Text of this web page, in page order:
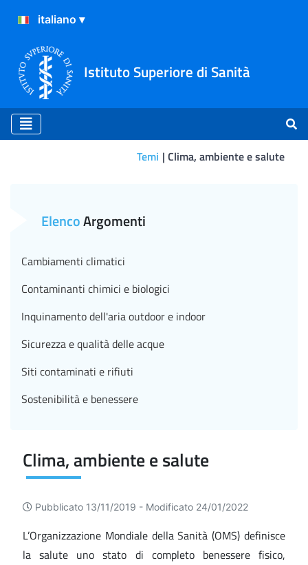
Istituto Superiore di Sanità
Temi Clima, ambiente e salute
Clima, ambiente e salute
Pubblicato 13/11/2019 - Modificato 24/01/2022
L’Organizzazione Mondiale della Sanità (OMS) definisce
la salute uno stato di completo benessere fisico,
ElencoArgomenti
Cambiamenti climatici
Contaminanti chimici e biologici
Inquinamento dell'aria outdoor e indoor
Sicurezza e qualità delle acque
Siti contaminati e rifiuti
Sostenibilità e benessere